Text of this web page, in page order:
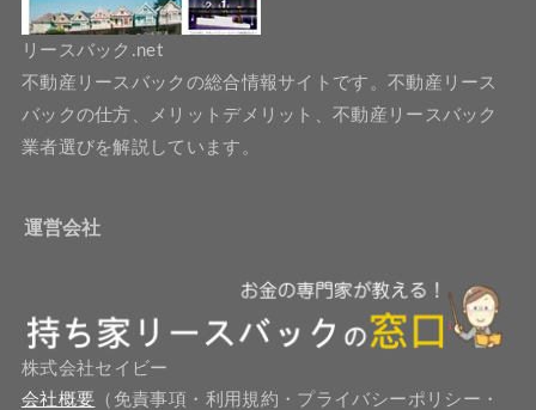
リースバック.net
不動産リースバックの総合情報サイトです。不動産リース
バックの仕方、メリットデメリット、不動産リースバック
業者選びを解説しています。
運営会社
株式会社セイビー
会社概要 （免責事項・利用規約・プライバシーポリシー・